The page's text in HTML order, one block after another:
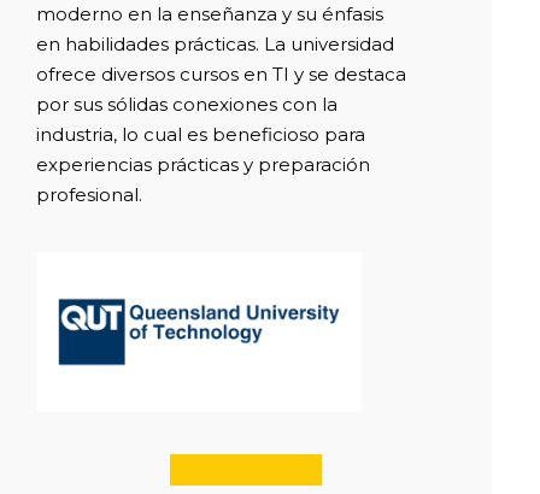
moderno en la enseñanza y su énfasis
en habilidades prácticas. La universidad
ofrece diversos cursos en TI y se destaca
por sus sólidas conexiones con la
industria, lo cual es beneficioso para
experiencias prácticas y preparación
profesional.